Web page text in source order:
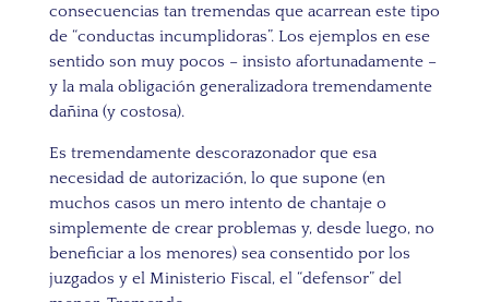
consecuencias tan tremendas que acarrean este tipo
de “conductas incumplidoras”. Los ejemplos en ese
sentido son muy pocos – insisto afortunadamente –
y la mala obligación generalizadora tremendamente
dañina (y costosa).
Es tremendamente descorazonador que esa
necesidad de autorización, lo que supone (en
muchos casos un mero intento de chantaje o
simplemente de crear problemas y, desde luego, no
beneficiar a los menores) sea consentido por los
juzgados y el Ministerio Fiscal, el “defensor” del